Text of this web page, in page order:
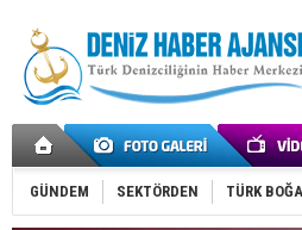
GÜNDEM SEKTÖRDEN TÜRK